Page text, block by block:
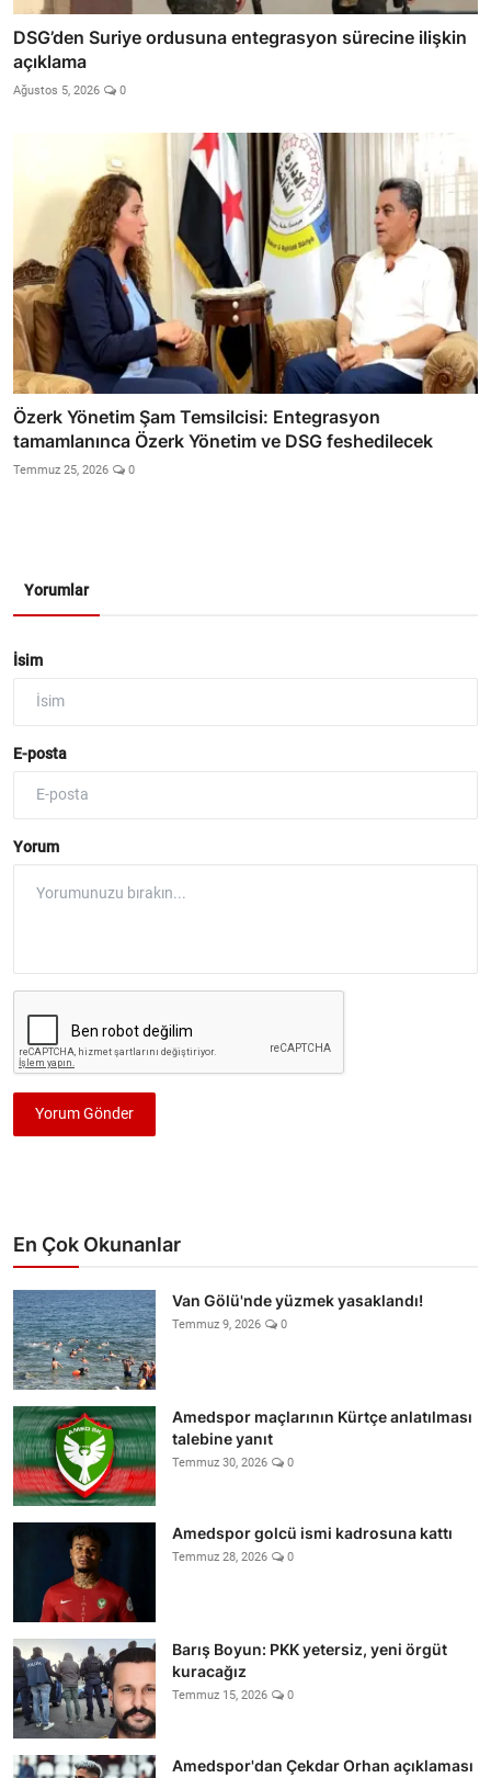
DSG’den Suriye ordusuna entegrasyon sürecine ilişkin
açıklama
Ağustos 5, 2026 0
Özerk Yönetim Şam Temsilcisi: Entegrasyon
tamamlanınca Özerk Yönetim ve DSG feshedilecek
Temmuz 25, 2026 0
Yorumlar
İsim
E-posta
Yorum
Yorum Gönder
En Çok Okunanlar
Van Gölü'nde yüzmek yasaklandı!
Temmuz 9, 2026 0
Amedspor maçlarının Kürtçe anlatılması
talebine yanıt
Temmuz 30, 2026 0
Amedspor golcü ismi kadrosuna kattı
Temmuz 28, 2026 0
Barış Boyun: PKK yetersiz, yeni örgüt
kuracağız
Temmuz 15, 2026 0
Amedspor'dan Çekdar Orhan açıklaması